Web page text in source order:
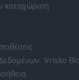
καταχώριση
Vrisko